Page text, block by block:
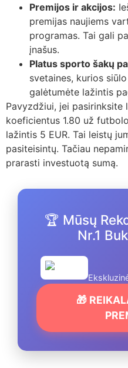
Premijos ir akcijos:
premijas naujiems
programas. Tai gali
įnašus.
Platus sporto šakų
svetaines, kurios
galėtumėte lažintis
Pavyzdžiui, jei pasirinksite
koeficientus 1.80 už
lažintis 5 EUR. Tai leistų
pasiteisintų. Tačiau
prarasti investuotą sumą.
🏆 Mūsų
Nr.1
🎁